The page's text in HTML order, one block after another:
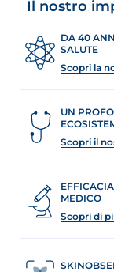
Il nostro
DA 40
SALUTE
Scopri la
UN
Scopri il
MEDICO
Scopri di